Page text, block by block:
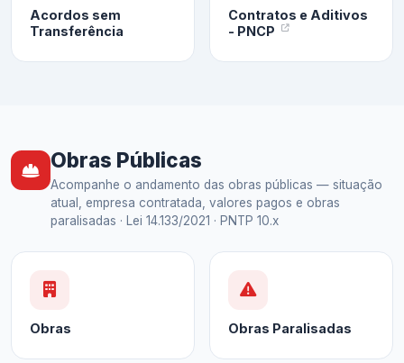
Acordos sem
Transferência
Contratos e Aditivos
- PNCP
Obras Públicas
Acompanhe o andamento das obras públicas — situação
atual, empresa contratada, valores pagos e obras
paralisadas · Lei 14.133/2021 · PNTP 10.x
Obras Obras Paralisadas